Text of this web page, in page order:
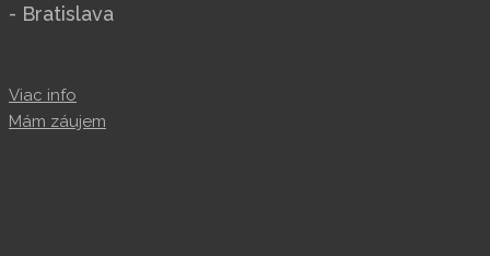
- Bratislava
Viac info
Mám záujem